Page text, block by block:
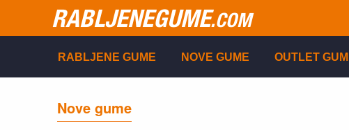
RABLJENEGUME.COM
RABLJENE GUME NOVE GUME OUTLET
Nove gume